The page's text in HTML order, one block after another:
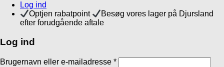
Log ind
Optjen rabatpoint
Besøg vores lager på Djursland
efter forudgående aftale
Log ind
Brugernavn eller e-mailadresse *